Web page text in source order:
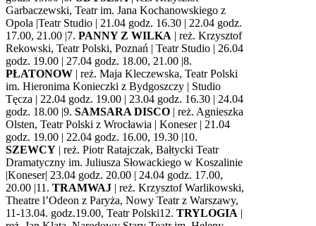
Garbaczewski, Teatr im. Jana Kochanowskiego z
Opola |Teatr Studio | 21.04 godz. 16.30 | 22.04 godz.
17.00, 21.00 |7. PANNYZ WILKA | reż. Krzysztof
Rekowski, Teatr Polski, Poznań | Teatr Studio | 26.04
godz. 19.00 | 27.04 godz. 18.00, 21.00 |8.
PŁATONOW | reż. Maja Kleczewska, Teatr Polski
im. Hieronima Konieczki z Bydgoszczy | Studio
Tęcza | 22.04 godz. 19.00 | 23.04 godz. 16.30 | 24.04
godz. 18.00 |9. SAMSARA DISCO | reż. Agnieszka
Olsten, Teatr Polski z Wrocławia | Koneser | 21.04
godz. 19.00 | 22.04 godz. 16.00, 19.30 |10.
SZEWCY | reż. Piotr Ratajczak, Bałtycki Teatr
Dramatyczny im. Juliusza Słowackiego w Koszalinie
|Koneser| 23.04 godz. 20.00 | 24.04 godz. 17.00,
20.00 |11. TRAMWAJ | reż. Krzysztof Warlikowski,
Theatre l’Odeon z Paryża, Nowy Teatr z Warszawy,
11-13.04. godz.19.00, Teatr Polski12. TRYLOGIA |